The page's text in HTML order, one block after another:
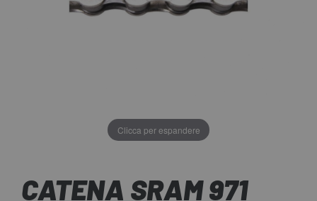
Clicca per espandere
CATENA SRAM 971